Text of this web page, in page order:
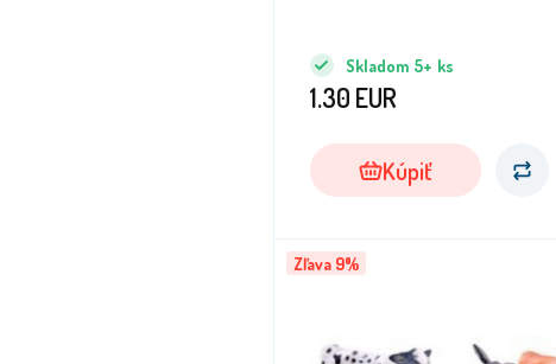
Skladom 5+ ks
1.30 EUR
Kúpiť
Zľava 9%